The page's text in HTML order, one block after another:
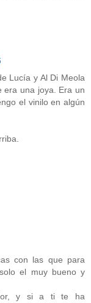
Lucía y Al Di Meola
era una joya. Era un
el vinilo en algún
con las que para
el muy bueno y
y si a ti te ha